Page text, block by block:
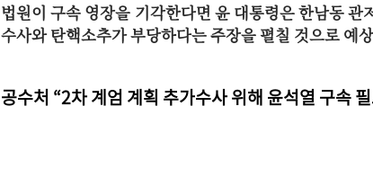
법원이 구속 영장을 기각한다면 윤 대통령은 한남동
수사와 탄핵소추가 부당하다는 주장을 펼칠 것으로 예
공수처 “2차 계엄 계획 추가수사 위해 윤석열 구속